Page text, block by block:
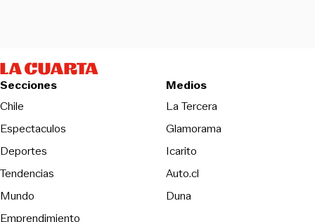
Secciones
Chile
Espectaculos
Deportes
Tendencias
Mundo
Emprendimiento
Medios
La TerceraOpens in new
Glamorama
Icarito
Auto.cl
DunaOpens in new window